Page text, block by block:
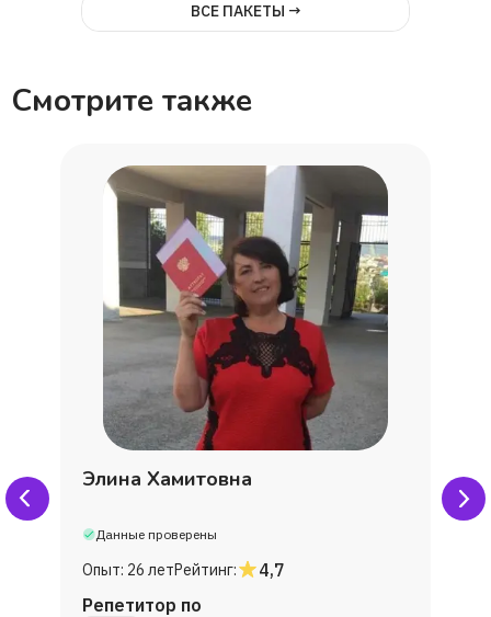
ВСЕ ПАКЕТЫ →
Смотрите также
Элина Хамитовна
Данные проверены
Опыт: 26 летРейтинг:
4,7
Репетитор по